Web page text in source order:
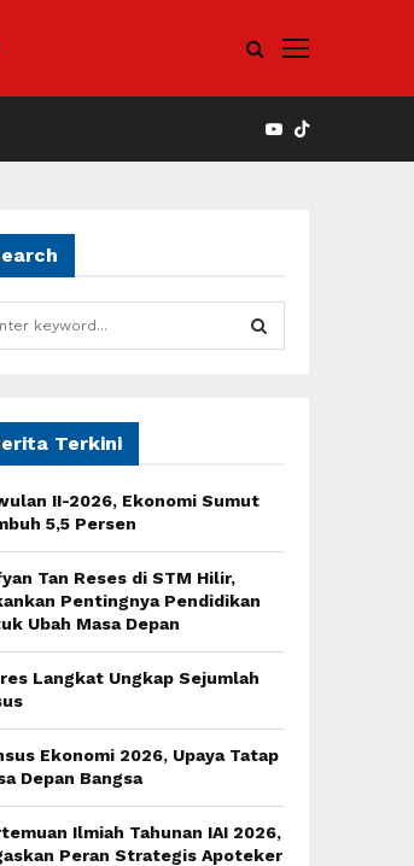
YOUTUBE
Terkini
II-2026, Ekonomi Sumut
5,5 Persen
Tan Reses di STM Hilir,
Pentingnya Pendidikan
Ubah Masa Depan
Langkat Ungkap Sejumlah
Ekonomi 2026, Upaya Tatap
Depan Bangsa
Ilmiah Tahunan IAI 2026,
Peran Strategis Apoteker